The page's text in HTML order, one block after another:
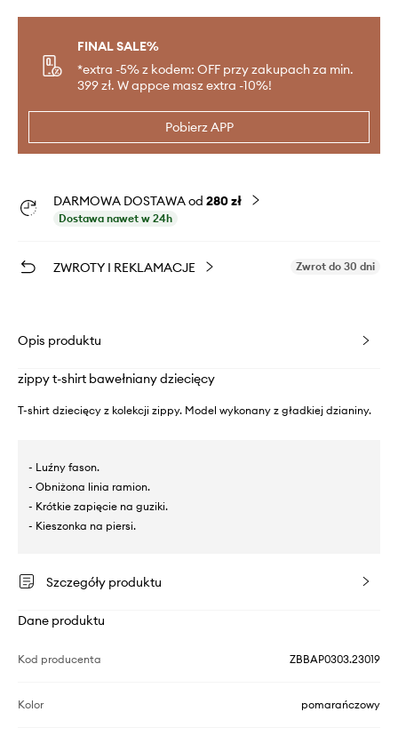
FINAL SALE%
*extra -5% z kodem: OFF przy zakupach za min.
399 zł. W appce masz extra -10%!
Pobierz APP
DARMOWA DOSTAWA od 280 zł
Dostawa nawet w 24h
ZWROTY I REKLAMACJE Zwrot do 30 dni
Opis produktu
zippy t-shirt bawełniany dziecięcy
T-shirt dziecięcy z kolekcji zippy. Model wykonany z gładkiej dzianiny.
- Luźny fason.
- Obniżona linia ramion.
- Krótkie zapięcie na guziki.
- Kieszonka na piersi.
Szczegóły produktu
Dane produktu
Kod producenta ZBBAP0303.23019
Kolor pomarańczowy